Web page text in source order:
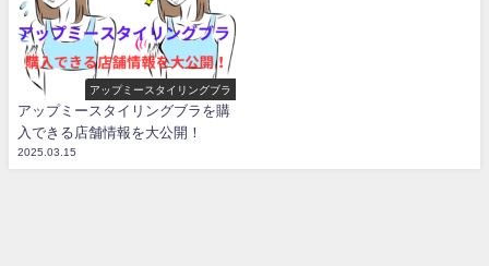
アップミースタイリングブラ
アップミースタイリングブラを購
入できる店舗情報を大公開！
2025.03.15